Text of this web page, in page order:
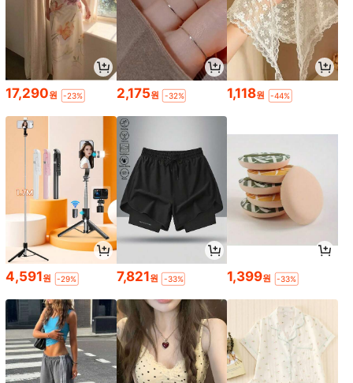
17,290원 -23% 2,175원 -32% 1,118원 -44%
4,591원 -29% 7,821원 -33% 1,399원 -33%